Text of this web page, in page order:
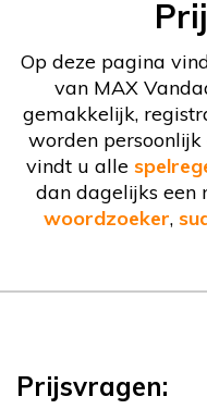
Op deze pagina
van MAX
gemakkelijk,
worden
vindt u alle
dan dagelijks een
woordzoeker,
Prijsvragen: